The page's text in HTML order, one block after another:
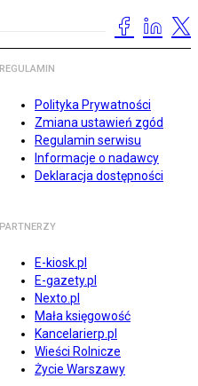
REGULAMIN
Polityka Prywatności
Zmiana ustawień zgód
Regulamin serwisu
Informacje o nadawcy
Deklaracja dostępności
PARTNERZY
E-kiosk.pl
E-gazety.pl
Nexto.pl
Mała księgowość
Kancelarierp.pl
Wieści Rolnicze
Życie Warszawy